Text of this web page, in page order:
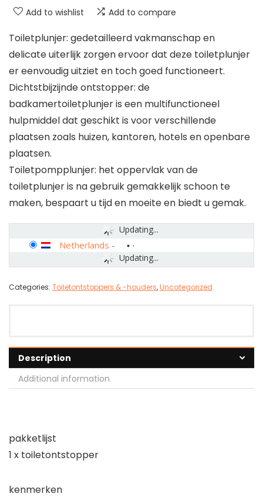
Add to wishlist Add to compare
Toiletplunjer: gedetailleerd vakmanschap en
delicate uiterlijk zorgen ervoor dat deze toiletplunjer
er eenvoudig uitziet en toch goed functioneert.
Dichtstbijzijnde ontstopper: de
badkamertoiletplunjer is een multifunctioneel
hulpmiddel dat geschikt is voor verschillende
plaatsen zoals huizen, kantoren, hotels en openbare
plaatsen.
Toiletpompplunjer: het oppervlak van de
toiletplunjer is na gebruik gemakkelijk schoon te
maken, bespaart u tijd en moeite en biedt u gemak.
Updating...
Updating...
Netherlands -
Categories: Toiletontstoppers & -houders,Uncategorized
Description
Additional information
pakketlijst
1 x toiletontstopper
kenmerken